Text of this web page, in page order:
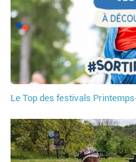
Le Top des festivals